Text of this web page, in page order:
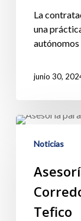
La
una
autónomos
junio 30,
Noticias
Tefico